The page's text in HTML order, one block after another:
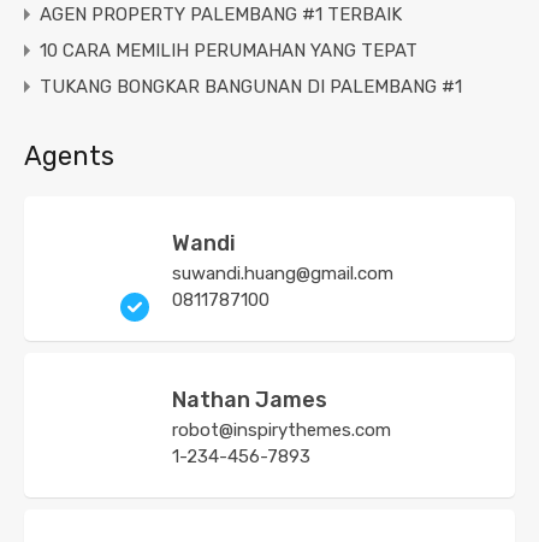
AGEN PROPERTY PALEMBANG #1 TERBAIK
10 CARA MEMILIH PERUMAHAN YANG TEPAT
TUKANG BONGKAR BANGUNAN DI PALEMBANG #1
Agents
Wandi
suwandi.huang@gmail.com
0811787100
Nathan James
robot@inspirythemes.com
1-234-456-7893